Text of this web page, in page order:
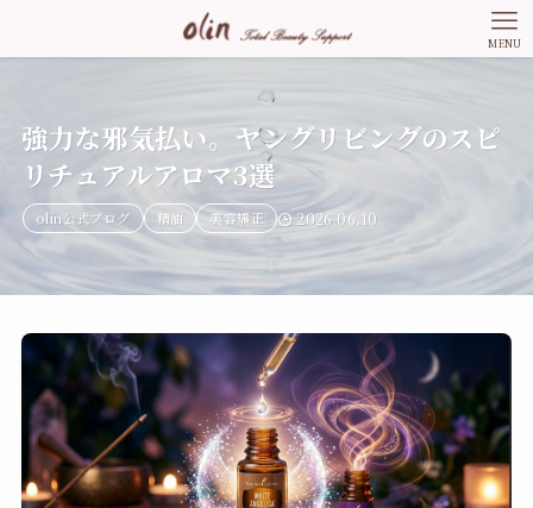
MENU
強力な邪気払い。ヤングリビングのスピ
リチュアルアロマ3選
olin公式ブログ 精油 美容矯正 2026.06.10